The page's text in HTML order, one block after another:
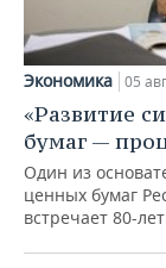
Экономика 05
«Развитие
бумаг —
Один из
ценных бумаг
встречает 80-